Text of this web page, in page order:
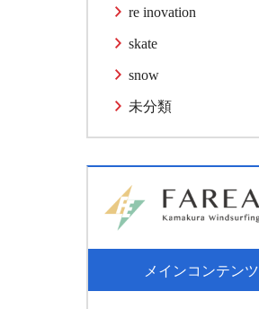
re inovation
skate
snow
未分類
メインコンテンツ